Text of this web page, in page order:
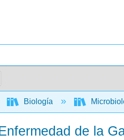
global
Biología
de la